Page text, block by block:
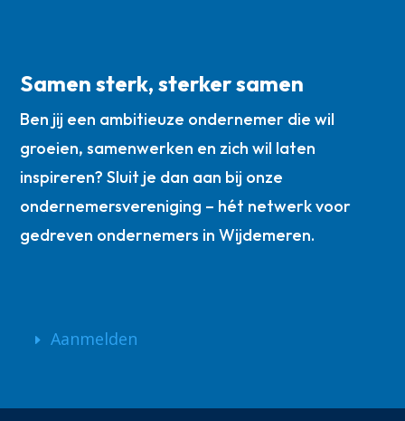
Samen sterk, sterker samen
Ben jij een ambitieuze ondernemer die wil
groeien, samenwerken en zich wil laten
inspireren? Sluit je dan aan bij onze
ondernemersvereniging – hét netwerk voor
gedreven ondernemers in Wijdemeren.
Aanmelden